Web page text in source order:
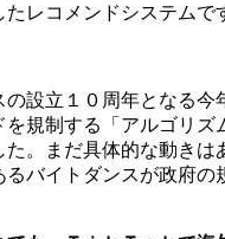
レコメンドシステムで
設立１０周年となる今
を規制する「アルゴリズ
。まだ具体的な動きは
るバイトダンスが政府の